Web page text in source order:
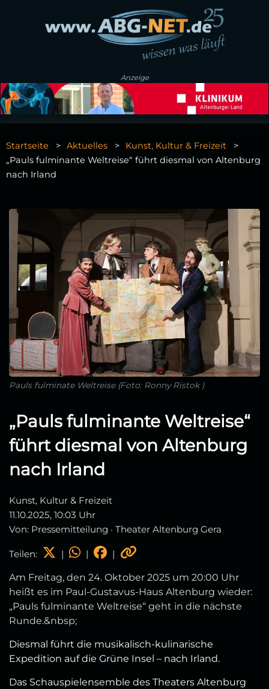
Anzeige
Startseite Aktuelles
Kunst, Kultur & Freizeit
„Pauls fulminante Weltreise“ führt diesmal von Altenburg
nach Irland
Pauls fulminate Weltreise (Foto: Ronny Ristok )
„Pauls fulminante Weltreise“
führt diesmal von Altenburg
nach Irland
Kunst, Kultur & Freizeit
11.10.2025, 10:03 Uhr
Von: Pressemitteilung · Theater Altenburg Gera
Teilen: | | |
Am Freitag, den 24. Oktober 2025 um 20:00 Uhr
heißt es im Paul-Gustavus-Haus Altenburg wieder:
„Pauls fulminante Weltreise“ geht in die nächste
Runde.&nbsp;
Diesmal führt die musikalisch-kulinarische
Expedition auf die Grüne Insel – nach Irland.
Das Schauspielensemble des Theaters Altenburg